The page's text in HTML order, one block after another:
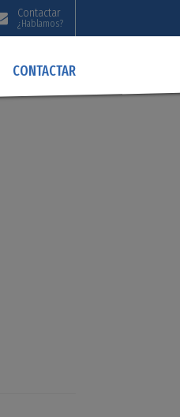
Contactar
¿Hablamos?
CONTACTAR